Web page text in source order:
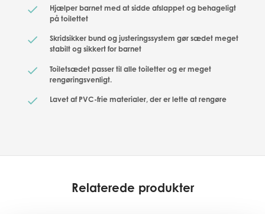
Hjælper barnet med at sidde afslappet og behageligt
på toilettet
Skridsikker bund og justeringssystem gør sædet meget
stabilt og sikkert for barnet
Toiletsædet passer til alle toiletter og er meget
rengøringsvenligt.
Lavet af PVC-frie materialer, der er lette at rengøre
Relaterede produkter